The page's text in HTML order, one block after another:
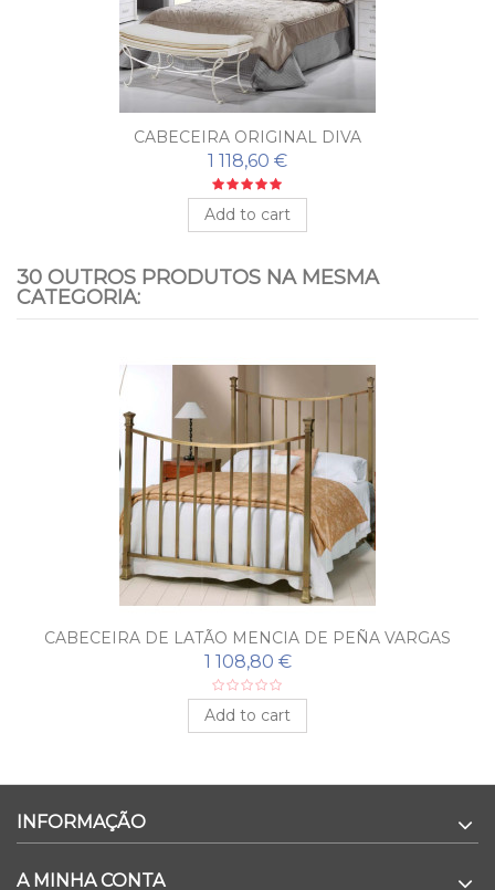
CABECEIRA ORIGINAL DIVA
1 118,60 €
Add to cart
30 OUTROS PRODUTOS NA MESMA
CATEGORIA:
CABECEIRA DE LATÃO MENCIA DE PEÑA VARGAS
1 108,80 €
Add to cart
INFORMAÇÃO
A MINHA CONTA